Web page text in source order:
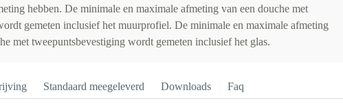
hebben. De minimale en maximale afmeting van een douche met
gemeten inclusief het muurprofiel. De minimale en maximale afmeting
met tweepuntsbevestiging wordt gemeten inclusief het glas.
Standaard meegeleverd Downloads Faq